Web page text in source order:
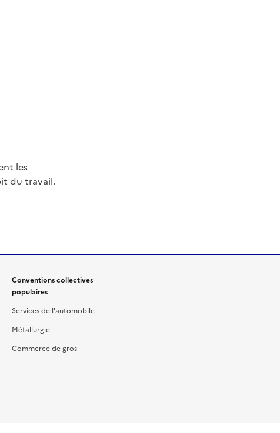
les
du travail.
Conventions collectives
populaires
Services de l'automobile
Métallurgie
Commerce de gros